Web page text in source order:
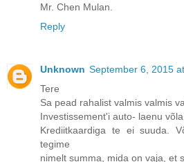
Mr. Chen Mulan.
Reply
Unknown September 6, 2015
Tere
Sa pead rahalist valmis valmis
Investissement'i auto- laenu
Krediitkaardiga te ei suuda.
tegime
nimelt summa, mida on vaja, et